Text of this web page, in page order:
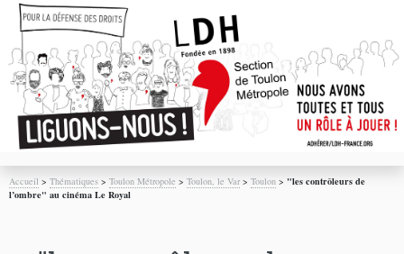
Accueil >Thématiques >Toulon Métropole >Toulon, le Var>Toulon > "les contrôleurs de
l’ombre" au cinéma Le Royal